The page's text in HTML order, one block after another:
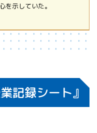
を示していた。
業記録シート』